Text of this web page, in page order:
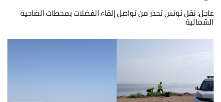
عاجل: نقل تونس تحذر من تواصل إلقاء الفضلات بمحطات الضاحية
الشمالية